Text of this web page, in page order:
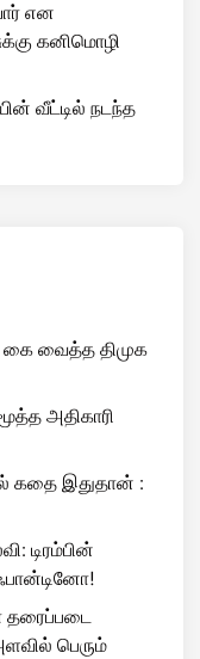
என
கனிமொழி
வீட்டில் நடந்த
கை வைத்த திமுக
அதிகாரி
கதை இதுதான் :
டிரம்பின்
தரைப்படை
பெரும்